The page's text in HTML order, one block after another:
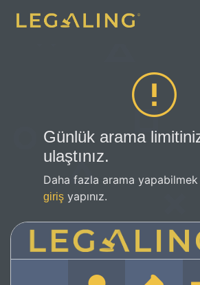
Günlük arama
ulaştınız.
Daha fazla arama
giriş yapınız.